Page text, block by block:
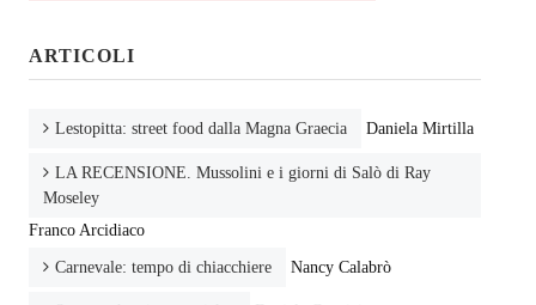
ARTICOLI
Lestopitta: street food dalla Magna Graecia Daniela Mirtilla
LA RECENSIONE. Mussolini e i giorni di Salò di Ray
Moseley
Franco Arcidiaco
Carnevale: tempo di chiacchiere Nancy Calabrò